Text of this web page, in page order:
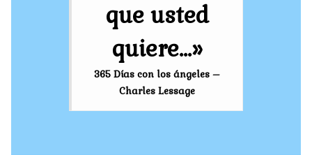
que usted
quiere…»
365 Días con los ángeles –
Charles Lessage